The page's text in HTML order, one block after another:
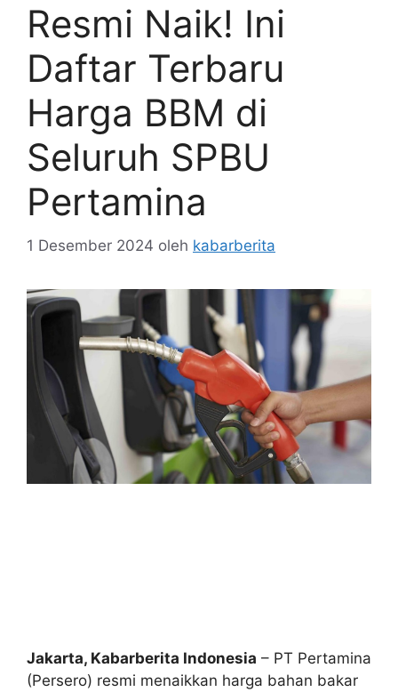
Resmi Naik! Ini
Daftar Terbaru
Harga BBM di
Seluruh SPBU
Pertamina
1 Desember 2024 oleh kabarberita
Jakarta, Kabarberita Indonesia – PT Pertamina
(Persero) resmi menaikkan harga bahan bakar